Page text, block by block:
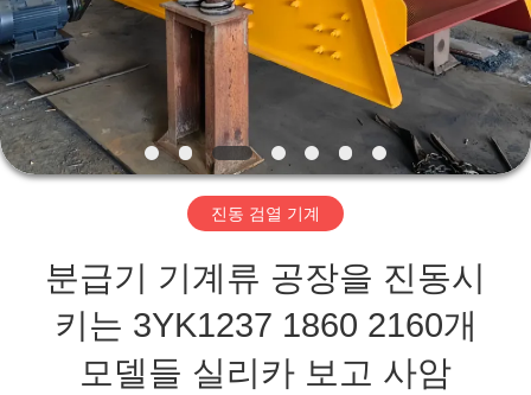
대
하
여
진동 검열 기계
분급기 기계류 공장을 진동시
키는 3YK1237 1860 2160개
모델들 실리카 보고 사암